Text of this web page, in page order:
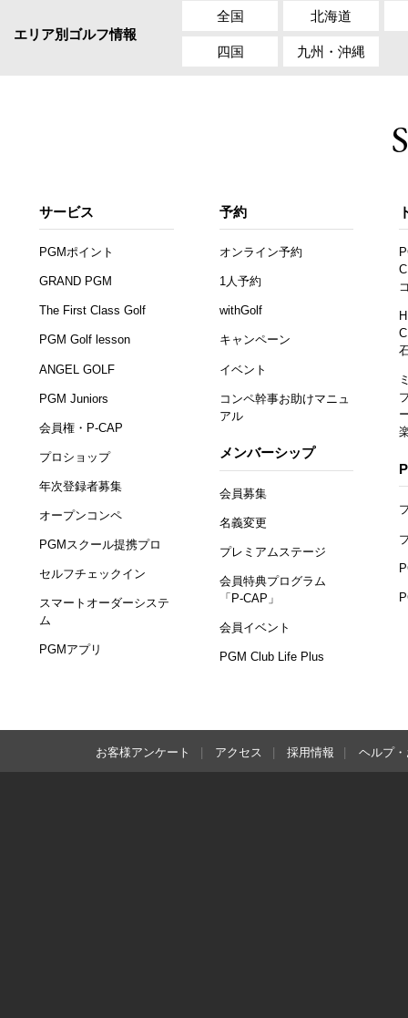
エリア別ゴルフ情報
全国 北海道
四国 九州・沖縄
サービス
PGMポイント
GRAND PGM
The First Class Golf
PGM Golf lesson
ANGEL GOLF
PGM Juniors
会員権・P-CAP
プロショップ
年次登録者募集
オープンコンペ
PGMスクール提携プロ
セルフチェックイン
スマートオーダーシステ
ム
PGMアプリ
予約
オンライン予約
1人予約
withGolf
キャンペーン
イベント
コンペ幹事お助けマニュ
アル
メンバーシップ
会員募集
名義変更
プレミアムステージ
会員特典プログラム
「P-CAP」
会員イベント
PGM Club Life Plus
お客様アンケート アクセス 採用情報 ヘルプ